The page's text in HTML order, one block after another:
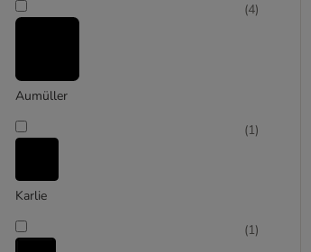
Aumüller
(4)
Karlie
(1)
(1)